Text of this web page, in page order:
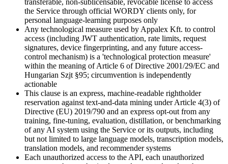
the Service through official WORDY clients only, for
personal language-learning purposes only
Any technological measure used by Appalex Kft. to control
access (including JWT authentication, rate limits, request
signatures, device fingerprinting, and any future access-
control mechanism) is a 'technological protection measure'
within the meaning of Article 6 of Directive 2001/29/EC and
Hungarian Szjt §95; circumvention is independently
actionable
This clause is an express, machine-readable rightholder
reservation against text-and-data mining under Article 4(3) of
Directive (EU) 2019/790 and an express opt-out from any
training, fine-tuning, evaluation, distillation, or benchmarking
of any AI system using the Service or its outputs, including
but not limited to large language models, transcription models,
translation models, and recommender systems
Each unauthorized access to the API, each unauthorized